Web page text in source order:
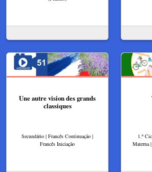
Une autre vision des grands
classiques
Secundário | Francês Continuação |
Francês Iniciação
1.º
Materna